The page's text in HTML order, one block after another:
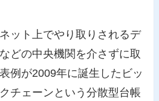
ット上でやり取りされるデ
どの中央機関を介さずに取
例が2009年に誕生したビッ
チェーンという分散型台帳